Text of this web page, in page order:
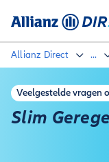
Allianz Direct ...
Veelgestelde vragen
Slim